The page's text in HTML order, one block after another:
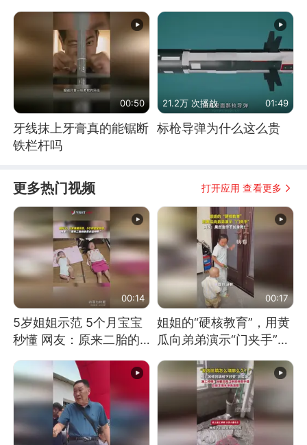
没人住，发生了啥
魔丸
00:50
牙线抹上牙膏真的能锯断
铁栏杆吗
21.2万 次播放 01:49
标枪导弹为什么这么贵
更多热门视频 打开应用 查看更多
00:14
5岁姐姐示范 5个月宝宝
秒懂 网友：原来二胎的
00:17
姐姐的“硬核教育”，用黄
瓜向弟弟演示“门夹手”，
教！